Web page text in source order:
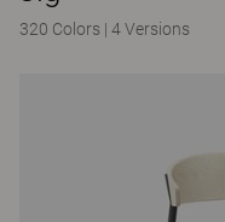
320 Colors | 4 Versions